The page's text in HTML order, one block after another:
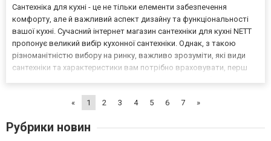
Сантехніка для кухні - це не тільки елементи забезпечення
комфорту, але й важливий аспект дизайну та функціональності
вашої кухні. Сучасний інтернет магазин сантехніки для кухні NETT
пропонує великий вибір кухонної сантехніки. Однак, з такою
різноманітністю вибору на ринку, важливо зрозуміти, які види
сантехніки та характеристики вам потрібно враховувати, перш
«
1 2 3 4 5 6 7 »
Рубрики новин